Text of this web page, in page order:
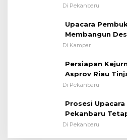
Pesan Edukasi
Di Pekanbaru
Upacara
Membangun
Kodim 0313/KPR
Di Kampar
Persiapan
Asprov Riau
Lapangan
Di Pekanbaru
Prosesi
Pekanbaru
Dalam Ruangan
Di Pekanbaru